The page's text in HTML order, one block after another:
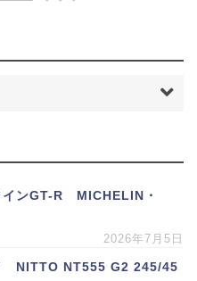
インGT-R MICHELIN・
2026年7月5日
NITTO NT555 G2 245/45